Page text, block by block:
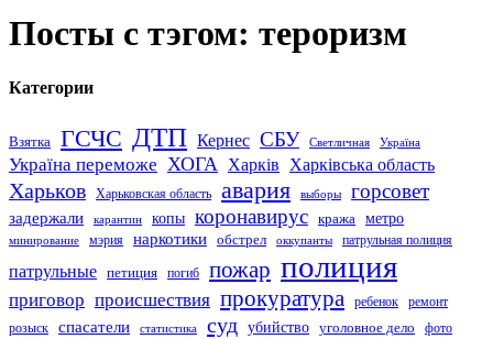
Посты с тэгом: тероризм
Категории
Взятка ГСЧС ДТП Кернес СБУ Светличная Україна
Україна переможе ХОГА Харків Харківська область
Харьков Харьковская область авария выборы горсовет
задержали карантин копы коронавирус кража метро
минирование мэрия наркотики обстрел оккупанты патрульная полиция
патрульные петиция погиб пожар полиция
приговор происшествия прокуратура ребенок
ремонт
розыск
спасатели статистика суд убийство уголовное дело фото